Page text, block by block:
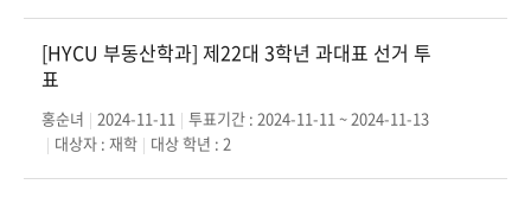
[HYCU 부동산학과] 제22대 3학년 과대표 선거 투
표
홍순녀 2024-11-11
투표기간 : 2024-11-11 ~ 2024-11-13
대상자 : 재학
대상 학년 : 2